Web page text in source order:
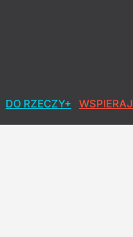
DO RZECZY+ WSPIERAJ